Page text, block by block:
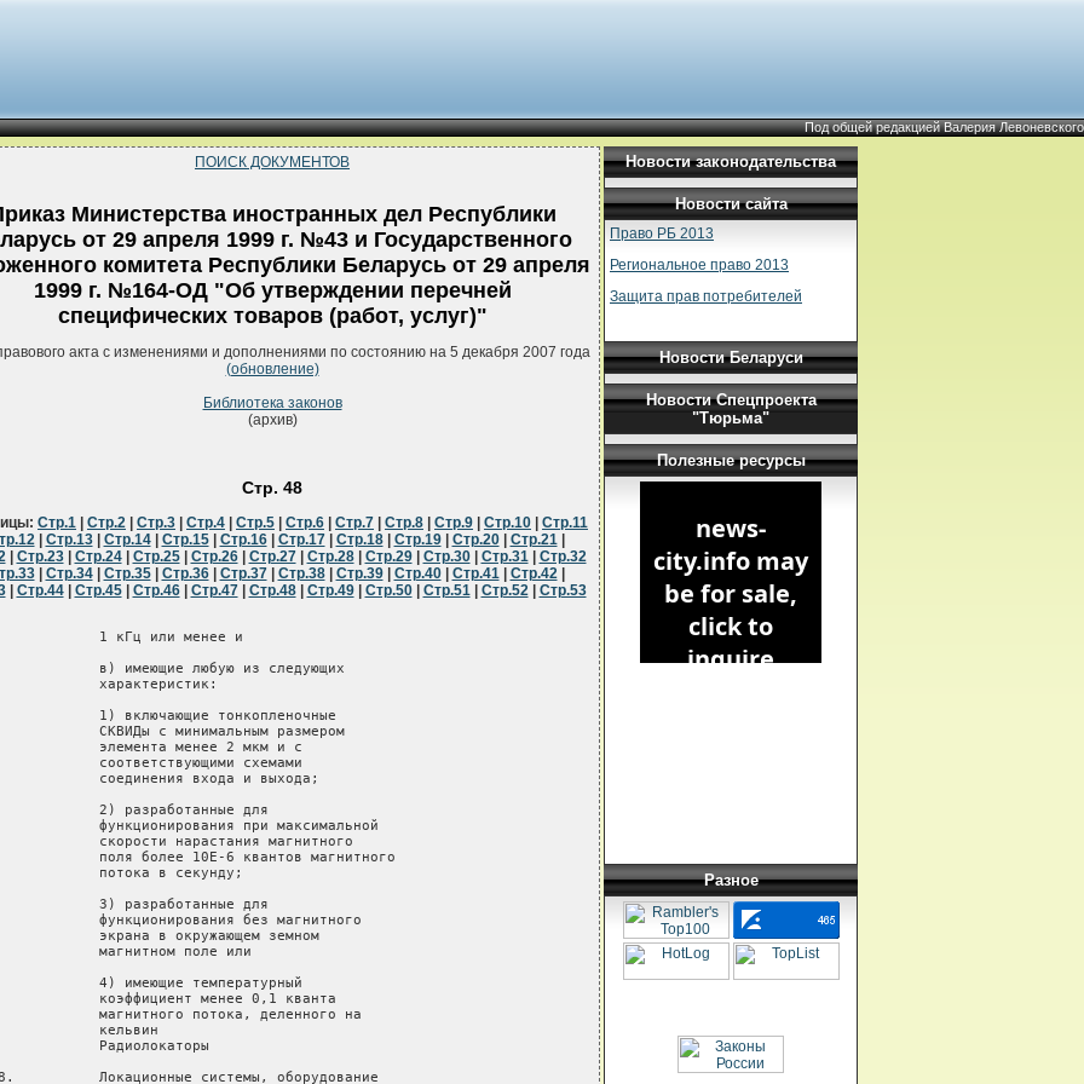
Под общей редакцией Валерия Левоневского
ПОИСК ДОКУМЕНТОВ
Министерства иностранных дел Республики
от 29 апреля 1999 г. №43 и Государственного
комитета Республики Беларусь от 29 апреля
1999 г. №164-ОД "Об утверждении перечней
специфических товаров (работ, услуг)"
акта с изменениями и дополнениями по состоянию на 5 декабря 2007 года
(обновление)
Библиотека законов
(архив)
Стр. 48
Стр.1 Стр.2 Стр.3 Стр.4 Стр.5 Стр.6 Стр.7 Стр.8 Стр.9 Стр.10
Стр.11
| Стр.13| Стр.14| Стр.15| Стр.16| Стр.17| Стр.18| Стр.19| Стр.20| Стр.21|
| Стр.23| Стр.24| Стр.25| Стр.26| Стр.27| Стр.28| Стр.29| Стр.30| Стр.31| Стр.32
| Стр.34| Стр.35| Стр.36| Стр.37| Стр.38| Стр.39| Стр.40| Стр.41| Стр.42|
| Стр.44| Стр.45| Стр.46| Стр.47| Стр.48| Стр.49| Стр.50| Стр.51| Стр.52| Стр.53
Новости законодательства
Новости сайта
Право РБ 2013
Региональное право 2013
Защита прав потребителей
Новости Беларуси
Новости Спецпроекта
"Тюрьма"
Полезные ресурсы
Разное